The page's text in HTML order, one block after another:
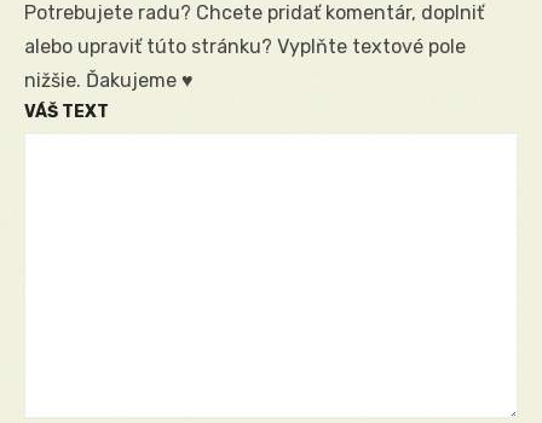
Potrebujete radu? Chcete pridať komentár, doplniť
alebo upraviť túto stránku? Vyplňte textové pole
nižšie. Ďakujeme ♥
VÁŠ TEXT